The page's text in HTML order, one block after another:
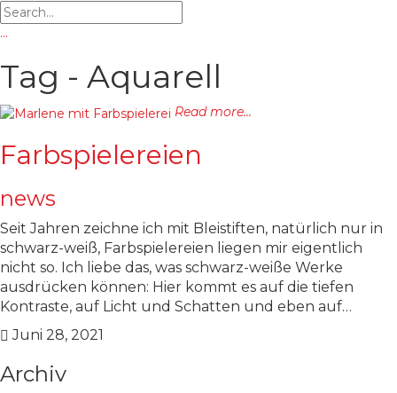
…
Tag - Aquarell
Read more...
Farbspielereien
news
Seit Jahren zeichne ich mit Bleistiften, natürlich nur in
schwarz-weiß, Farbspielereien liegen mir eigentlich
nicht so. Ich liebe das, was schwarz-weiße Werke
ausdrücken können: Hier kommt es auf die tiefen
Kontraste, auf Licht und Schatten und eben auf…
Juni 28, 2021
Archiv